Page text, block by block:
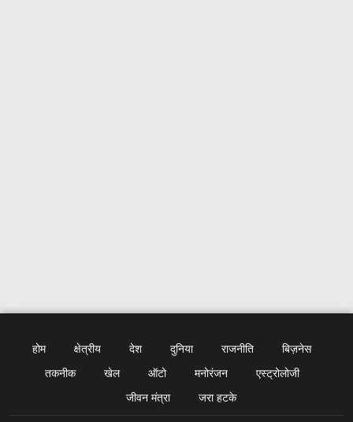
होम क्षेत्रीय देश दुनिया राजनीति
बिज़नेस
तकनीक
खेल ऑटो मनोरंजन
एस्ट्रोलोजी
जीवन मंत्रा
जरा हटके